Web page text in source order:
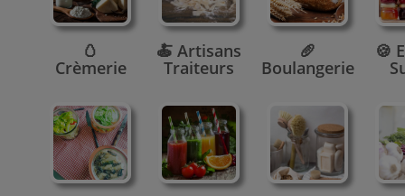
🥚
Crèmerie
🍝 Artisans
Traiteurs
🥖
Boulangerie
🍪